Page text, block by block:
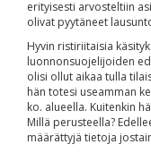
erityisesti arvosteltiin
olivat pyytäneet
Hyvin ristiriitaisia
luonnonsuojelijoiden
olisi ollut aikaa tulla
hän totesi useamman
ko. alueella. Kuitenkin
Millä perusteella?
määrättyjä tietoja